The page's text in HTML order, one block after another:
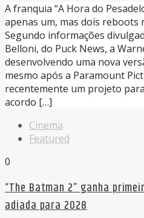
A franquia “A Hora do
apenas um, mas dois reboots
Segundo informações
Belloni, do Puck News, a
desenvolvendo uma nova
mesmo após a Paramount
recentemente um projeto
acordo […]
Cinema
Featured
0
“The Batman 2” ganha
adiada para 2028